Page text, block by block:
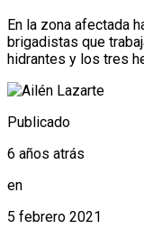
En la zona afectada
brigadistas que
hidrantes y los tres
Publicado
6 años atrás
en
5 febrero 2021